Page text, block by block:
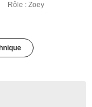
Rôle : Zoey